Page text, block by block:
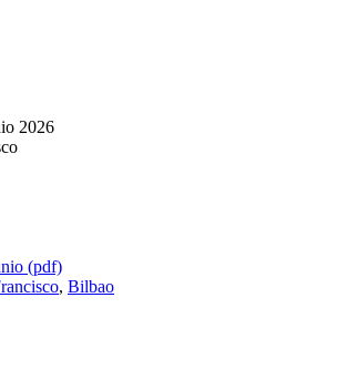
2026
(pdf)
, Bilbao